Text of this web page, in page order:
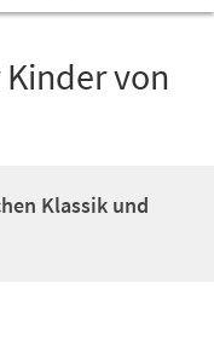
von
Klassik und